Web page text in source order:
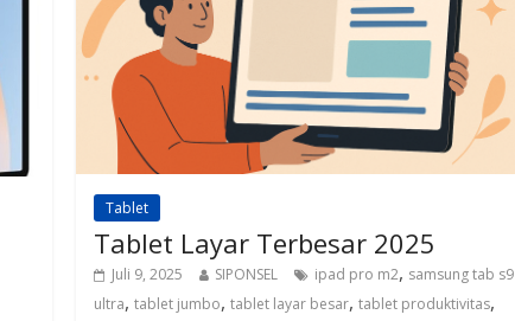
Tablet
Tablet​​​​​​​ Layar Terbesar 2025
Juli 9, 2025 SIPONSEL ipad pro m2, samsung tab s9
ultra,tablet jumbo,tablet layar besar,tablet produktivitas,